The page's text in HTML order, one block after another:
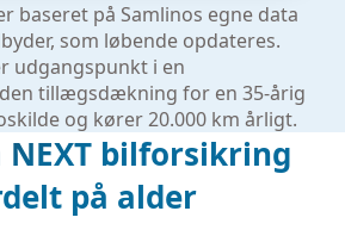
baseret på Samlinos egne data
som løbende opdateres.
udgangspunkt i en
tillægsdækning for en 35-årig
og kører 20.000 km årligt.
NEXT bilforsikring
på alder